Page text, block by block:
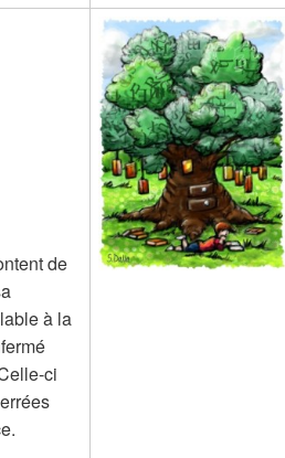
de
à la
ci